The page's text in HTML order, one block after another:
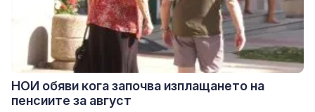
НОИ обяви кога започва изплащането на
пенсиите за август